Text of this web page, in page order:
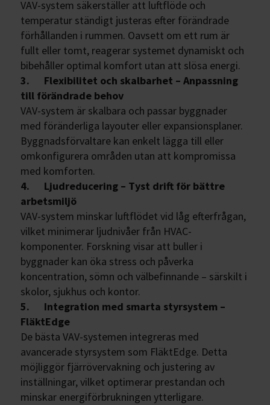
VAV-system säkerställer att luftflöde och
temperatur ständigt justeras efter förändrade
förhållanden i rummen. Oavsett om ett rum är
fullt eller tomt, reagerar systemet dynamiskt och
bibehåller optimal komfort utan att slösa energi.
3. Flexibilitet och skalbarhet – Anpassning
till förändrade behov
VAV-system är skalbara och passar byggnader
med föränderliga layouter eller expansionsplaner.
Byggnadsförvaltare kan enkelt lägga till eller
omkonfigurera områden utan att kompromissa
med komforten.
4. Ljudreducering – Tyst drift för bättre
arbetsmiljö
VAV-system minskar luftflödet vid låg efterfrågan,
vilket minimerar ljudnivåer från HVAC-
komponenter. Forskning visar att buller i
byggnader kan öka stress och påverka
koncentration, sömn och välbefinnande – särskilt i
skolor, sjukhus och kontor.
5. Integration med smarta styrsystem –
FläktEdge
De bästa VAV-systemen integreras med
avancerade styrsystem som FläktEdge. Detta
möjliggör fjärrövervakning och justering av
inställningar, vilket optimerar prestandan och
minskar energiförbrukningen ytterligare.